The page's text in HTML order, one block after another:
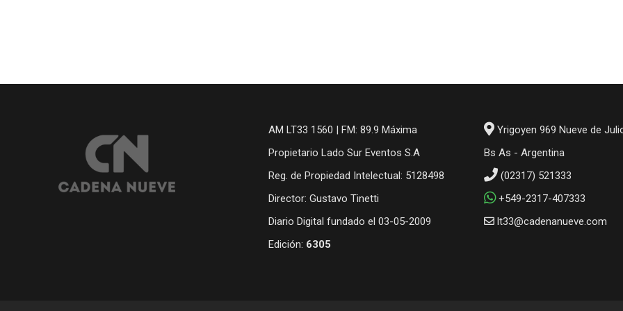
AM LT33 1560 | FM: 89.9 Máxima
Propietario Lado Sur Eventos S.A
Reg. de Propiedad Intelectual: 5128498
Director: Gustavo Tinetti
Diario Digital fundado el 03-05-2009
Edición: 6305
Yrigoyen 969 Nueve de
Bs As - Argentina
(02317) 521333
+549-2317-407333
lt33@cadenanueve.com